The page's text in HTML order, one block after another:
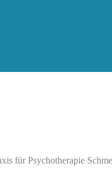
für Psychotherapie